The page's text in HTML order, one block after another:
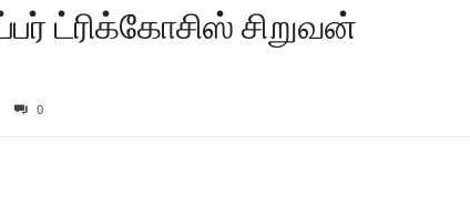
ட்ரிக்கோசிஸ் சிறுவன்
0